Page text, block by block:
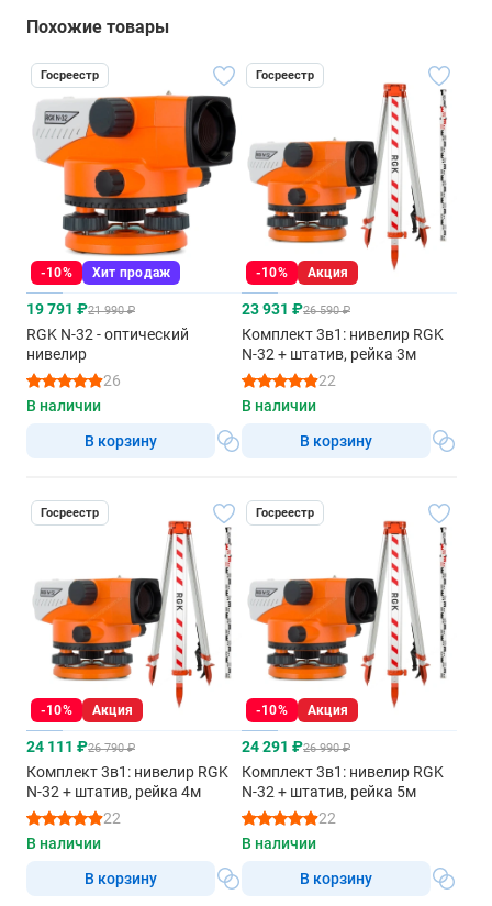
Похожие товары
Госреестр
-10% Хит продаж
19 791 ₽21 990 ₽
RGK N-32 - оптический
нивелир
26
В наличии
В корзину
Госреестр
-10% Акция
23 931 ₽26 590 ₽
Комплект 3в1: нивелир RGK
N-32 + штатив, рейка 3м
22
В наличии
В корзину
Госреестр
-10% Акция
24 111 ₽26 790 ₽
Комплект 3в1: нивелир RGK
N-32 + штатив, рейка 4м
22
В наличии
В корзину
Госреестр
-10% Акция
24 291 ₽26 990 ₽
Комплект 3в1: нивелир RGK
N-32 + штатив, рейка 5м
22
В наличии
В корзину